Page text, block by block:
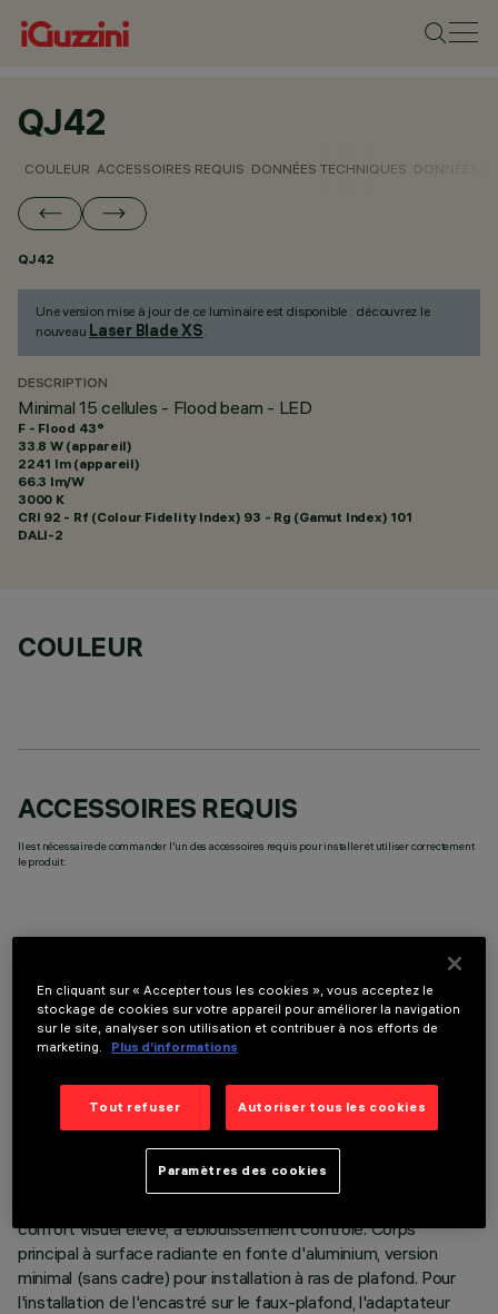
QJ42
COULEUR ACCESSOIRES REQUIS DONNÉES TECHNIQUES DONNÉES
QJ42
Une version mise à jour de ce luminaire est disponible : découvrez le
nouveau Laser Blade XS.
DESCRIPTION
Minimal 15 cellules - Flood beam - LED
F - Flood 43°
33.8 W (appareil)
2241 lm (appareil)
66.3 lm/W
3000 K
CRI 92 - Rf (Colour Fidelity Index) 93 - Rg (Gamut Index) 101
DALI-2
COULEUR
ACCESSOIRES REQUIS
Il est nécessaire de commander l'un des accessoires requis pour installer et utiliser correctement
le produit:
DONNÉES TECHNIQUES
DERNIÈRE MISE À JOUR: 06/08/2026
DESCRIPTION
Appareil miniaturisé encastrable linéaire à 15 éléments
optiques pour sources LED - optique fixe. Malgré les
dimensions extrêmement réduites du produit, la technologie
confort visuel élevé, à éblouissement contrôlé. Corps
principal à surface radiante en fonte d'aluminium, version
minimal (sans cadre) pour installation à ras de plafond. Pour
l'installation de l'encastré sur le faux-plafond, l'adaptateur
En cliquant sur « Accepter tous les cookies », vous acceptez le
stockage de cookies sur votre appareil pour améliorer la navigation
sur le site, analyser son utilisation et contribuer à nos efforts de
marketing.
Plus d’informations
Tout refuser Autoriser tous les cookies
Paramètres des cookies